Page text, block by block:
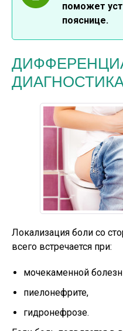
поможет
пояснице.
Локализация боли со
всего встречается при:
мочекаменной
пиелонефрите,
гидронефрозе.